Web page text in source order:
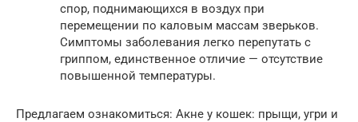
спор, поднимающихся в воздух при
перемещении по каловым массам зверьков.
Симптомы заболевания легко перепутать с
гриппом, единственное отличие — отсутствие
повышенной температуры.
Предлагаем ознакомиться: Акне у кошек: прыщи, угри и